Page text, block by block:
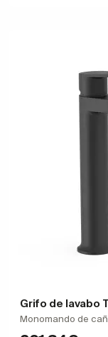
Grifo de lavabo
Monomando de